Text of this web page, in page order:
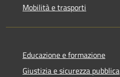
Mobilità e trasporti
Educazione e formazione
Giustizia e sicurezza pubblica